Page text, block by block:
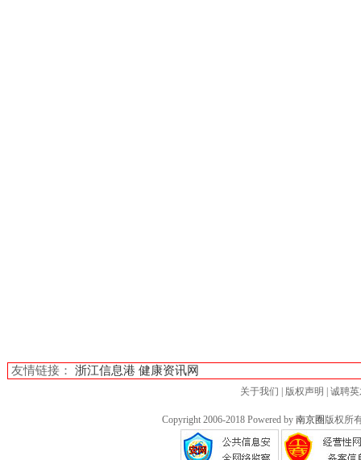
友情链接： 浙江信息港 健康资讯网
关于我们 版权声明 诚聘
Copyright 2006-2018 Powered by 南京圈 版权所